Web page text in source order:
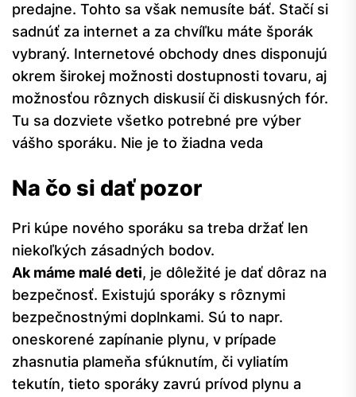
predajne. Tohto sa však nemusíte báť. Stačí si
sadnúť za internet a za chvíľku máte šporák
vybraný. Internetové obchody dnes disponujú
okrem širokej možnosti dostupnosti tovaru, aj
možnosťou rôznych diskusií či diskusných fór.
Tu sa dozviete všetko potrebné pre výber
vášho sporáku. Nie je to žiadna veda
Na čo si dať pozor
Pri kúpe nového sporáku sa treba držať len
niekoľkých zásadných bodov.
Ak máme malé deti, je dôležité je dať dôraz na
bezpečnosť. Existujú sporáky s rôznymi
bezpečnostnými doplnkami. Sú to napr.
oneskorené zapínanie plynu, v prípade
zhasnutia plameňa sfúknutím, či vyliatím
tekutín, tieto sporáky zavrú prívod plynu a